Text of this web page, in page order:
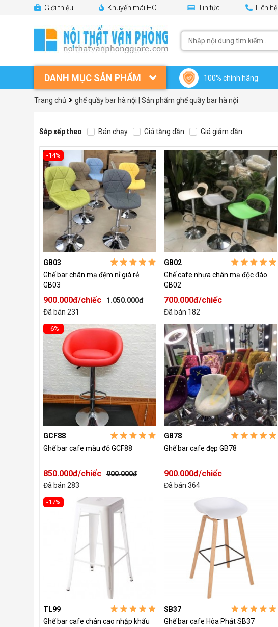
Giới thiệu Khuyến mãi HOT Tin tức Liên hệ
DANH MỤC SẢN PHẨM 100% chính hãng
Trang chủ ghế quầy bar hà nội | Sản phẩm ghế quầy bar hà nội
Sắp xếp theo Bán chạy Giá tăng dần Giá giảm dần
-14%
GB03
Ghế bar chân mạ đệm nỉ giá rẻ
GB03
900.000đ/chiếc
1.050.000đ
Đã bán 231
GB02
Ghế cafe nhựa chân mạ độc đáo
GB02
700.000đ/chiếc
Đã bán 182
-6%
GCF88
Ghế bar cafe màu đỏ GCF88
850.000đ/chiếc
900.000đ
Đã bán 283
GB78
Ghế bar cafe đẹp GB78
900.000đ/chiếc
Đã bán 364
-17%
TL99
Ghế bar cafe chân cao nhập khẩu
SB37
Ghế bar cafe Hòa Phát SB37